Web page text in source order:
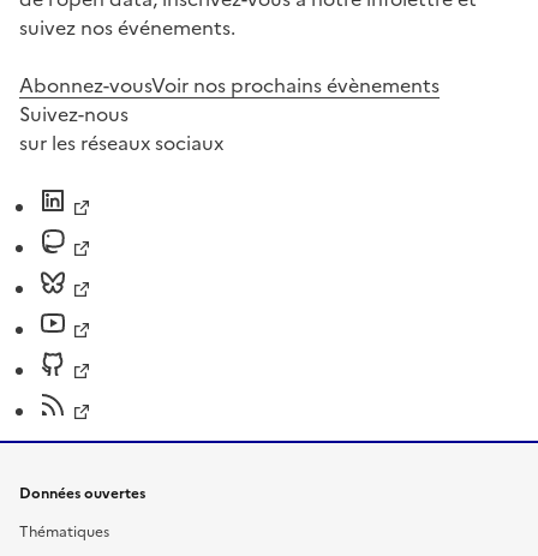
suivez nos événements.
Abonnez-vousVoir nos prochains évènements
Suivez-nous
sur les réseaux sociaux
Données ouvertes
Thématiques